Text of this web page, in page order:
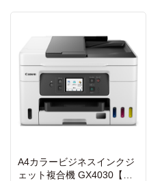
A4カラービジネスインクジ
ェット複合機 GX4030【特